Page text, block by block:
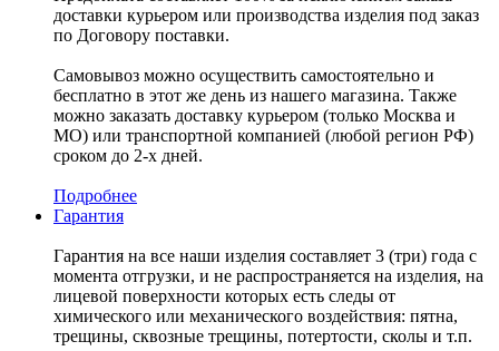
доставки курьером или производства изделия под заказ
по Договору поставки.
Самовывоз можно осуществить самостоятельно и
бесплатно в этот же день из нашего магазина. Также
можно заказать доставку курьером (только Москва и
МО) или транспортной компанией (любой регион РФ)
сроком до 2-х дней.
Подробнее
Гарантия
Гарантия на все наши изделия составляет 3 (три) года с
момента отгрузки, и не распространяется на изделия, на
лицевой поверхности которых есть следы от
химического или механического воздействия: пятна,
трещины, сквозные трещины, потертости, сколы и т.п.